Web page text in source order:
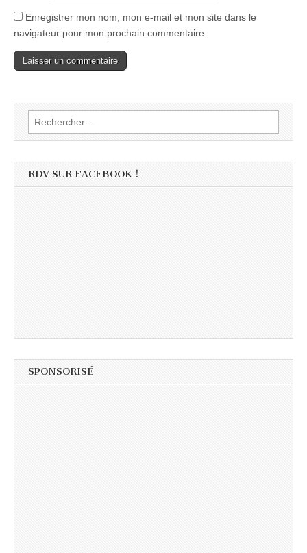
Enregistrer mon nom, mon e-mail et mon site dans le
navigateur pour mon prochain commentaire.
Rechercher :
RDV SUR FACEBOOK !
SPONSORISÉ